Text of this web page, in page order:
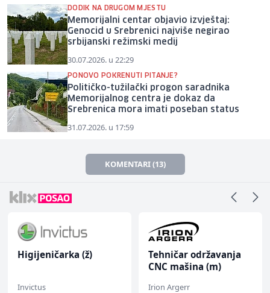
DODIK NA DRUGOM MJESTU
Memorijalni centar objavio izvještaj:
Genocid u Srebrenici najviše negirao
srbijanski režimski medij
30.07.2026. u 22:29
PONOVO POKRENUTI PITANJE?
Političko-tužilački progon saradnika
Memorijalnog centra je dokaz da
Srebrenica mora imati poseban status
31.07.2026. u 17:59
KOMENTARI (13)
Higijeničarka (ž)
Invictus
Tehničar održavanja
CNC mašina (m)
Irion Argerr